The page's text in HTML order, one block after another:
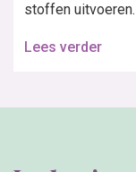
stoffen
Lees verder